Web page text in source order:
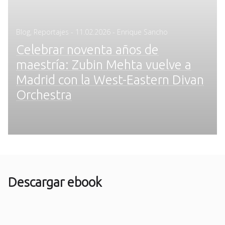
Blog Reportajes - Posted
11.02.2026 - Enrique Sancho
Celebrar noventa años de
maestría: Zubin Mehta vuelve a
Madrid con la West-Eastern Divan
Orchestra
Descargar ebook